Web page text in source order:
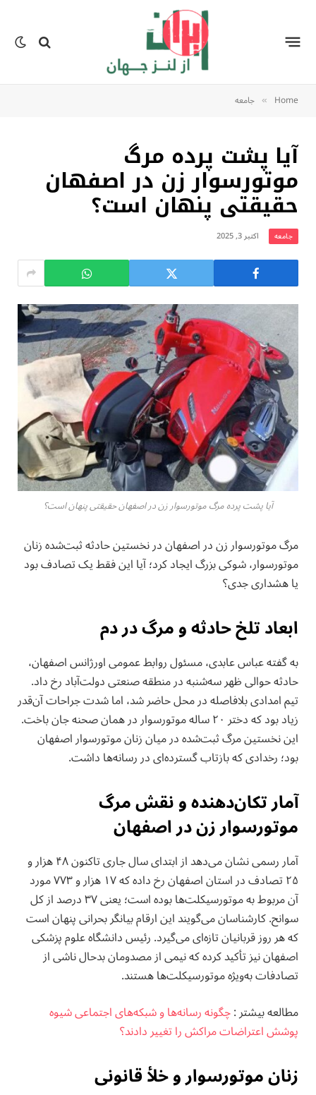
Home
» جامعه
آیا پشت پرده مرگ
موتورسوار زن در اصفهان
حقیقتی پنهان است؟
جامعه اکتبر 3, 2025
آیا پشت پرده مرگ موتورسوار زن در اصفهان حقیقتی پنهان است؟
مرگ موتورسوار زن در اصفهان در نخستین حادثه ثبت‌شده زنان
موتورسوار، شوکی بزرگ ایجاد کرد؛ آیا این فقط یک تصادف بود
یا هشداری جدی؟
ابعاد تلخ حادثه و مرگ در دم
به گفته عباس عابدی، مسئول روابط عمومی اورژانس اصفهان،
حادثه حوالی ظهر سه‌شنبه در منطقه صنعتی دولت‌آباد رخ داد.
تیم امدادی بلافاصله در محل حاضر شد، اما شدت جراحات آن‌قدر
زیاد بود که دختر ۲۰ ساله موتورسوار در همان صحنه جان باخت.
این نخستین مرگ ثبت‌شده در میان زنان موتورسوار اصفهان
بود؛ رخدادی که بازتاب گسترده‌ای در رسانه‌ها داشت.
آمار تکان‌دهنده و نقش مرگ
موتورسوار زن در اصفهان
آمار رسمی نشان می‌دهد از ابتدای سال جاری تاکنون ۴۸ هزار و
۲۵ تصادف در استان اصفهان رخ داده که ۱۷ هزار و ۷۷۳ مورد
آن مربوط به موتورسیکلت‌ها بوده است؛ یعنی ۳۷ درصد از کل
سوانح. کارشناسان می‌گویند این ارقام بیانگر بحرانی پنهان است
که هر روز قربانیان تازه‌ای می‌گیرد. رئیس دانشگاه علوم پزشکی
اصفهان نیز تأکید کرده که نیمی از مصدومان بدحال ناشی از
تصادفات به‌ویژه موتورسیکلت‌ها هستند.
مطالعه بيشتر :چگونه رسانه‌ها و شبکه‌های اجتماعی شیوه
پوشش اعتراضات مراکش را تغییر دادند؟
زنان موتورسوار و خلأ قانونی